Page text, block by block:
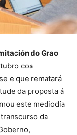
do Grao
coa
e que rematará
da proposta á
este mediodía
da